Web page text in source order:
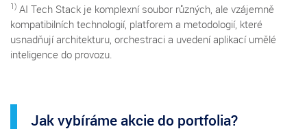
1) AI Tech Stack je komplexní soubor různých, ale vzájemně
kompatibilních technologií, platforem a metodologií, které
usnadňují architekturu, orchestraci a uvedení aplikací umělé
inteligence do provozu.
Jak vybíráme akcie do portfolia?